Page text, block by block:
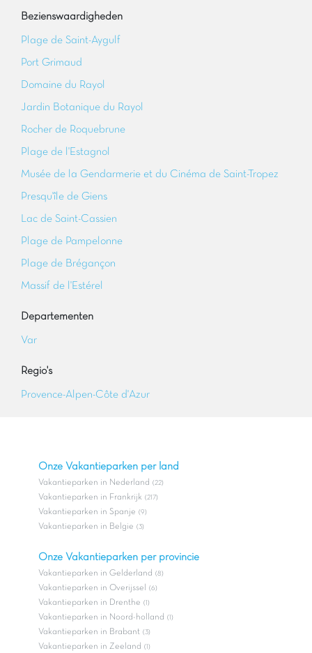
Bezienswaardigheden
Plage de Saint-Aygulf
Port Grimaud
Domaine du Rayol
Jardin Botanique du Rayol
Rocher de Roquebrune
Plage de l'Estagnol
Musée de la Gendarmerie et du Cinéma de Saint-Tropez
Presqu'île de Giens
Lac de Saint-Cassien
Plage de Pampelonne
Plage de Brégançon
Massif de l'Estérel
Departementen
Var
Regio's
Provence-Alpen-Côte d'Azur
Onze Vakantieparken per land
Vakantieparken in Nederland (22)
Vakantieparken in Frankrijk (217)
Vakantieparken in Spanje (9)
Vakantieparken in Belgie (3)
Onze Vakantieparken per provincie
Vakantieparken in Gelderland (8)
Vakantieparken in Overijssel (6)
Vakantieparken in Drenthe (1)
Vakantieparken in Noord-holland (1)
Vakantieparken in Brabant (3)
Vakantieparken in Zeeland (1)